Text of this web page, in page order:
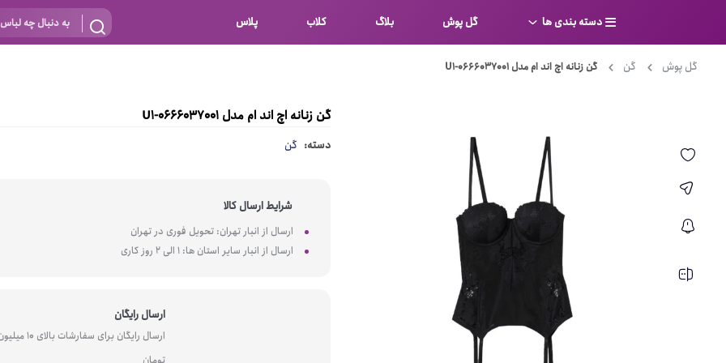
دسته بندی ها
سوتین
الاستین
نایلون
ست لباس زیر
لباس خواب
بادی
بیکینی
مایو
کاستوم
گل پوش بلاگ کلاب پلاس
گل پوش گن گن زنانه اچ اند ام مدل U1-0666037001
گن زنانه اچ اند ام مدل U1-0666037001
دسته: گن
شرایط ارسال کالا
ارسال از انبار تهران: تحویل فوری در تهران
ارسال از انبار سایر استان ها: 1 الی 2 روز کاری
ارسال رایگان
ارسال رایگان برای سفارشات بالای 10